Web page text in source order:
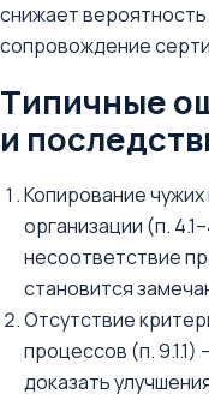
снижает
сопровождение
Типичные
и
Копирование
организации (п.
несоответствие
становится
Отсутствие
процессов (п.
доказать